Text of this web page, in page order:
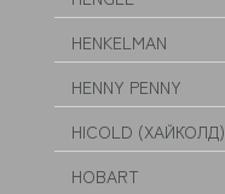
HENKELMAN
HENNY PENNY
HICOLD (ХАЙКОЛД)
HOBART